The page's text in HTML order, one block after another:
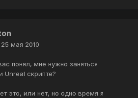
25 мая 2010
понял, мне нужно заняться
Unreal скрипте?
это, или нет, но одно время я